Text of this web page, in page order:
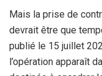
Mais la prise de
devrait être que
publié le 15 juillet
l’opération apparaît